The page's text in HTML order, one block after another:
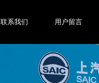
联系我们 用户留言